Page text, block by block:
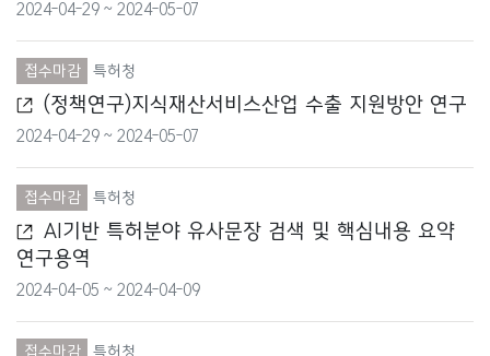
국방부
2024-04-29 ~ 2024-05-07
접수마감 특허청
(정책연구)지식재산서비스산업 수출 지원방안 연구
2024-04-29 ~ 2024-05-07
접수마감 특허청
AI기반 특허분야 유사문장 검색 및 핵심내용 요약
연구용역
2024-04-05 ~ 2024-04-09
접수마감 특허청